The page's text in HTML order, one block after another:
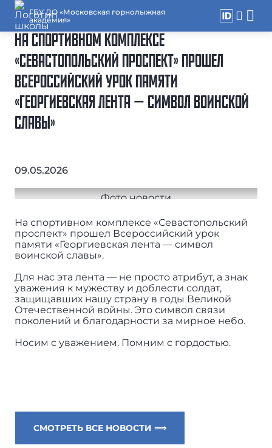
ГБУ ДО «Московская горнолыжная
академия»
НА СПОРТИВНОМ КОМПЛЕКСЕ
«СЕВАСТОПОЛЬСКИЙ ПРОСПЕКТ» ПРОШЕЛ
ВСЕРОССИЙСКИЙ УРОК ПАМЯТИ
«ГЕОРГИЕВСКАЯ ЛЕНТА — СИМВОЛ ВОИНСКОЙ
СЛАВЫ»
09.05.2026
На спортивном комплексе «Севастопольский
проспект» прошел Всероссийский урок
памяти «Георгиевская лента — символ
воинской славы».
Для нас эта лента — не просто атрибут, а знак
уважения к мужеству и доблести солдат,
защищавших нашу страну в годы Великой
Отечественной войны. Это символ связи
поколений и благодарности за мирное небо.
Носим с уважением. Помним с гордостью.
СМОТРЕТЬ ВСЕ НОВОСТИ ⟹